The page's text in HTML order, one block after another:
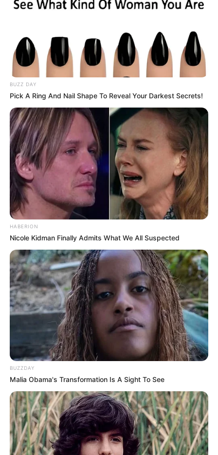
DESTAQUES DA SEMANA
Agente de Saúde é indiciada por falsificar
visitas que nunca aconteceram.
Câmara dos Deputados: anuênios, triênios,
quinquênios, sexta-parte e licenças-prêmio
entram no debate.
FNARAS em Brasília: Senado pode
promulgar PEC 14 em semana de
mobilização.
Presidente Kennedy (ES) abre processo
Combate às Endemias.
PEC 14: o que acontece com quinquênio,
triênio e sexta-parte na aposentadoria?
FNARAS convoca ACS e ACE para
promulgação da PEC 14 no Congresso
Nacional.
DESTAQUES DO MÊS
motocicletas aos Agentes de Saúde da
história...
Agente de Saúde é indiciada por falsificar
visitas que nunca aconteceram.
BUZZ DAY
Pick A Ring And Nail Shape To Reveal Your Darkest Secrets!
HABERION
Nicole Kidman Finally Admits What We All Suspected
BUZZDAY
Malia Obama's Transformation Is A Sight To See